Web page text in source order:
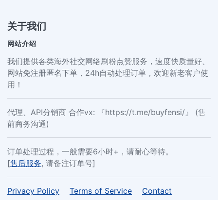
关于我们
网站介绍
我们提供各类海外社交网络刷粉点赞服务，速度快质量好、
网站免注册匿名下单，24h自动处理订单，欢迎新老客户使
用！
代理、API分销商 合作vx: 『https://t.me/buyfensi/』 (售
前商务沟通)
订单处理过程，一般需要6小时+，请耐心等待。
[售后服务, 请备注订单号]
Privacy Policy Terms of Service Contact